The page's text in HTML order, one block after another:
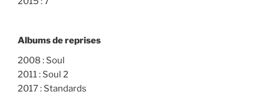
Albums de reprises
2008 : Soul
2011 : Soul 2
2017 : Standards